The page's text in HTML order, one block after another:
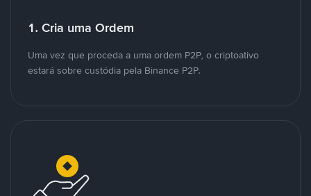
1. Cria uma Ordem
Uma vez que proceda a uma ordem P2P, o criptoativo
estará sobre custódia pela Binance P2P.